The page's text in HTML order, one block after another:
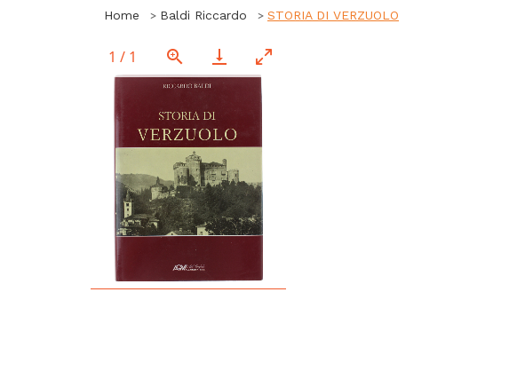
Home Baldi Riccardo STORIA DI VERZUOLO
1 / 1